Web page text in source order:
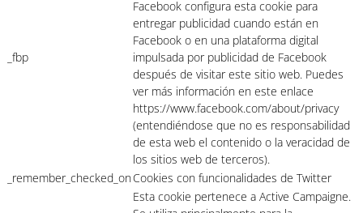
_fbp
Facebook configura esta cookie para
entregar publicidad cuando están en
Facebook o en una plataforma digital
impulsada por publicidad de Facebook
después de visitar este sitio web. Puedes
ver más información en este enlace
https://www.facebook.com/about/privacy
(entendiéndose que no es responsabilidad
de esta web el contenido o la veracidad de
los sitios web de terceros).
_remember_checked_onCookies con funcionalidades de Twitter
Esta cookie pertenece a Active Campaigne.